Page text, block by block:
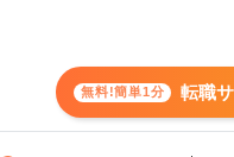
無料!簡単1分 転職